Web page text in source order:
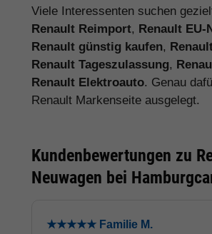
Viele Interessenten suchen
Renault Reimport, Renault EU-
Renault günstig kaufen,
Renault Tageszulassung,
Renault Elektroauto. Genau
Renault Markenseite ausgelegt.
Kundenbewertungen zu
Neuwagen bei
★★★★★ Familie M.